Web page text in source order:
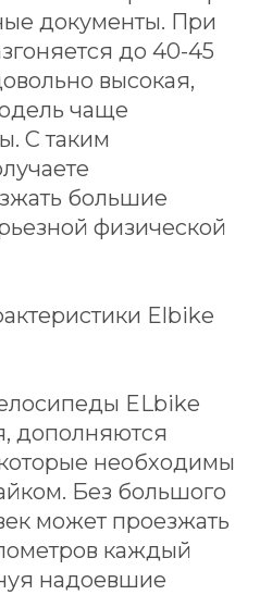
документы. При
до 40-45
высокая,
чаще
С таким
большие
физической
Elbike
ELbike
дополняются
необходимы
Без большого
может проезжать
каждый
надоевшие